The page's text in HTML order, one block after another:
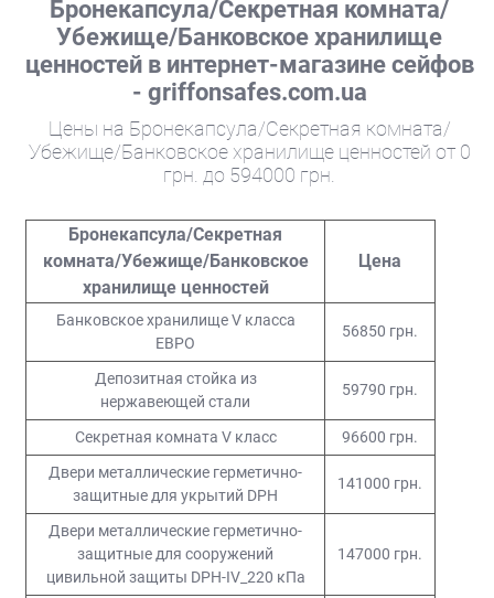
При этом ценности могут располагаться в
дополнительных взломостойких сейфах для
банковского хранилища, расположенных в самой
Сейфовое хранилище: особенности
конструкции
Современные сейфовые комнаты могут быть
здания) и модульными. Модульные банковские
хранилища получают особую популярность. Это
связано с тем, что подобное защищённое пространство
можно обустроить на любом этапе эксплуатации
постройки, без дополнительных планировок и
проектных изысканий.
Модульная сейф комната изготавливается в
промышленных условиях с последующей доставкой и
монтажом непосредственно в здании. Среди
преимуществ такого подхода:
организация убежища в любом помещении;
создание пространства необходимой формы;
выбор нужного размера;
возможность задействования капитальных стен;
Бронекапсула/Секретная комната/
Убежище/Банковское хранилище
ценностей в интернет-магазине сейфов
- griffonsafes.com.ua
Цены на Бронекапсула/Секретная комната/
Убежище/Банковское хранилище ценностей от 0
грн. до 594000 грн.
Бронекапсула/Секретная
комната/Убежище/Банковское
хранилище ценностей
Цена
Банковское хранилище V класса
ЕВРО
56850 грн.
Депозитная стойка из
нержавеющей стали
59790 грн.
Секретная комната V класс
96600 грн.
Двери металлические герметично-
защитные для укрытий DPH
141000 грн.
Двери металлические герметично-
защитные для сооружений
цивильной защиты DPH-IV_220 кПа
147000 грн.